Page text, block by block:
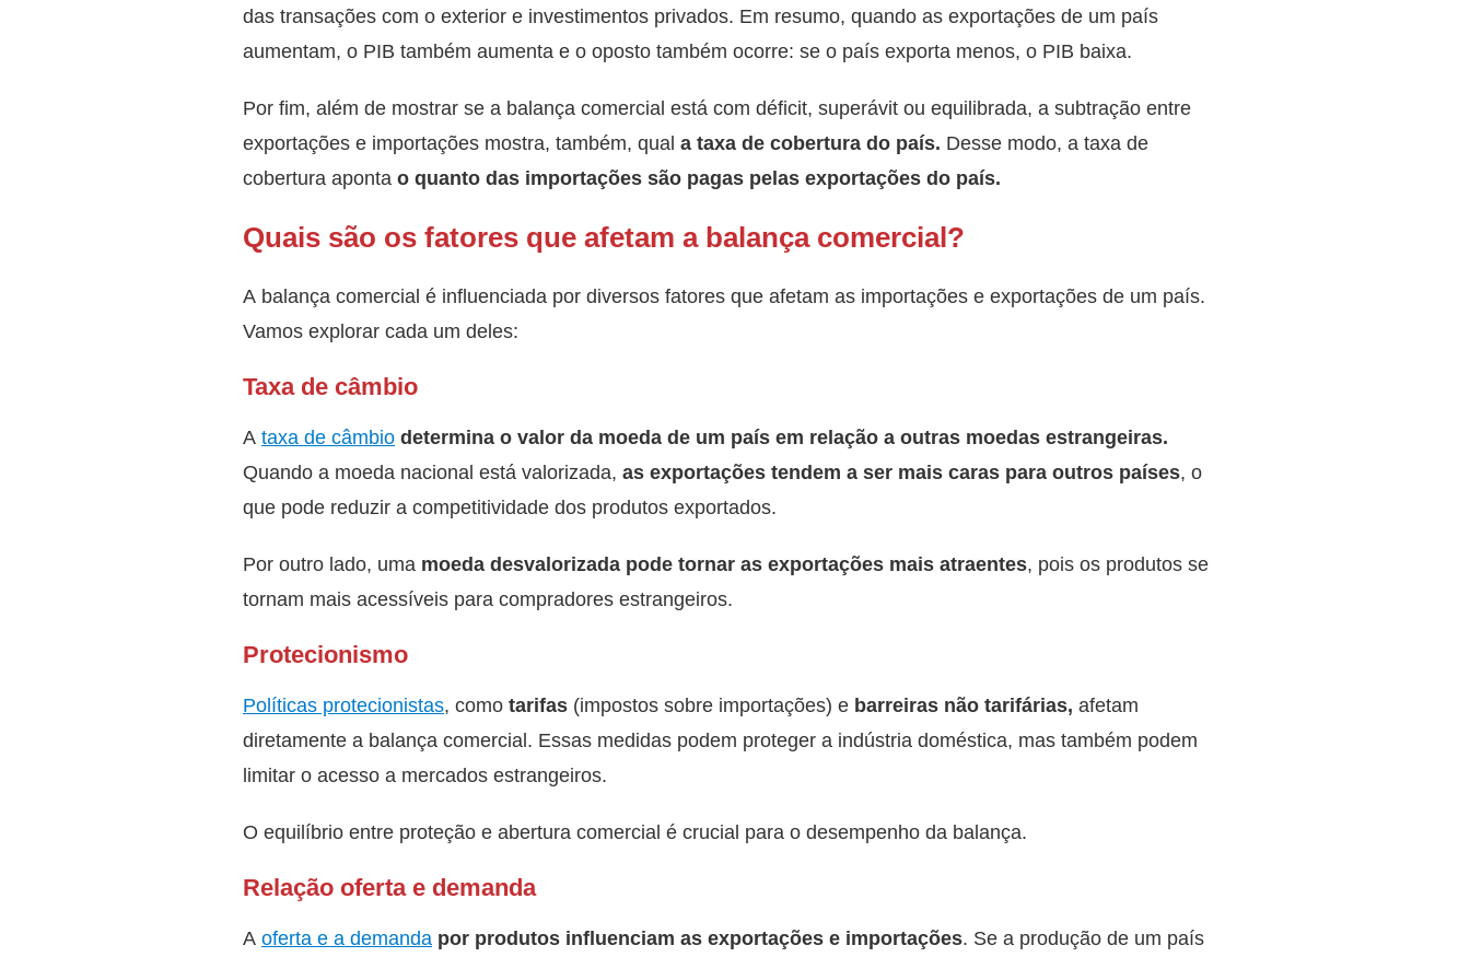
das transações com o exterior e investimentos privados. Em resumo, quando as exportações de um país
aumentam, o PIB também aumenta e o oposto também ocorre: se o país exporta menos, o PIB baixa.
Por fim, além de mostrar se a balança comercial está com déficit, superávit ou equilibrada, a subtração entre
exportações e importações mostra, também, qual a taxa de cobertura do país. Desse modo, a taxa de
cobertura aponta o quanto das importações são pagas pelas exportações do país.
Quais são os fatores que afetam a balança comercial?
A balança comercial é influenciada por diversos fatores que afetam as importações e exportações de um país.
Vamos explorar cada um deles:
Taxa de câmbio
A taxa de câmbio determina o valor da moeda de um país em relação a outras moedas estrangeiras.
Quando a moeda nacional está valorizada, as exportações tendem a ser mais caras para outros países, o
que pode reduzir a competitividade dos produtos exportados.
Por outro lado, uma moeda desvalorizada pode tornar as exportações mais atraentes, pois os produtos se
tornam mais acessíveis para compradores estrangeiros.
Protecionismo
Políticas protecionistas, como tarifas (impostos sobre importações) e barreiras não tarifárias, afetam
diretamente a balança comercial. Essas medidas podem proteger a indústria doméstica, mas também podem
limitar o acesso a mercados estrangeiros.
O equilíbrio entre proteção e abertura comercial é crucial para o desempenho da balança.
Relação oferta e demanda
A oferta e a demanda por produtos influenciam as exportações e importações. Se a produção de um país